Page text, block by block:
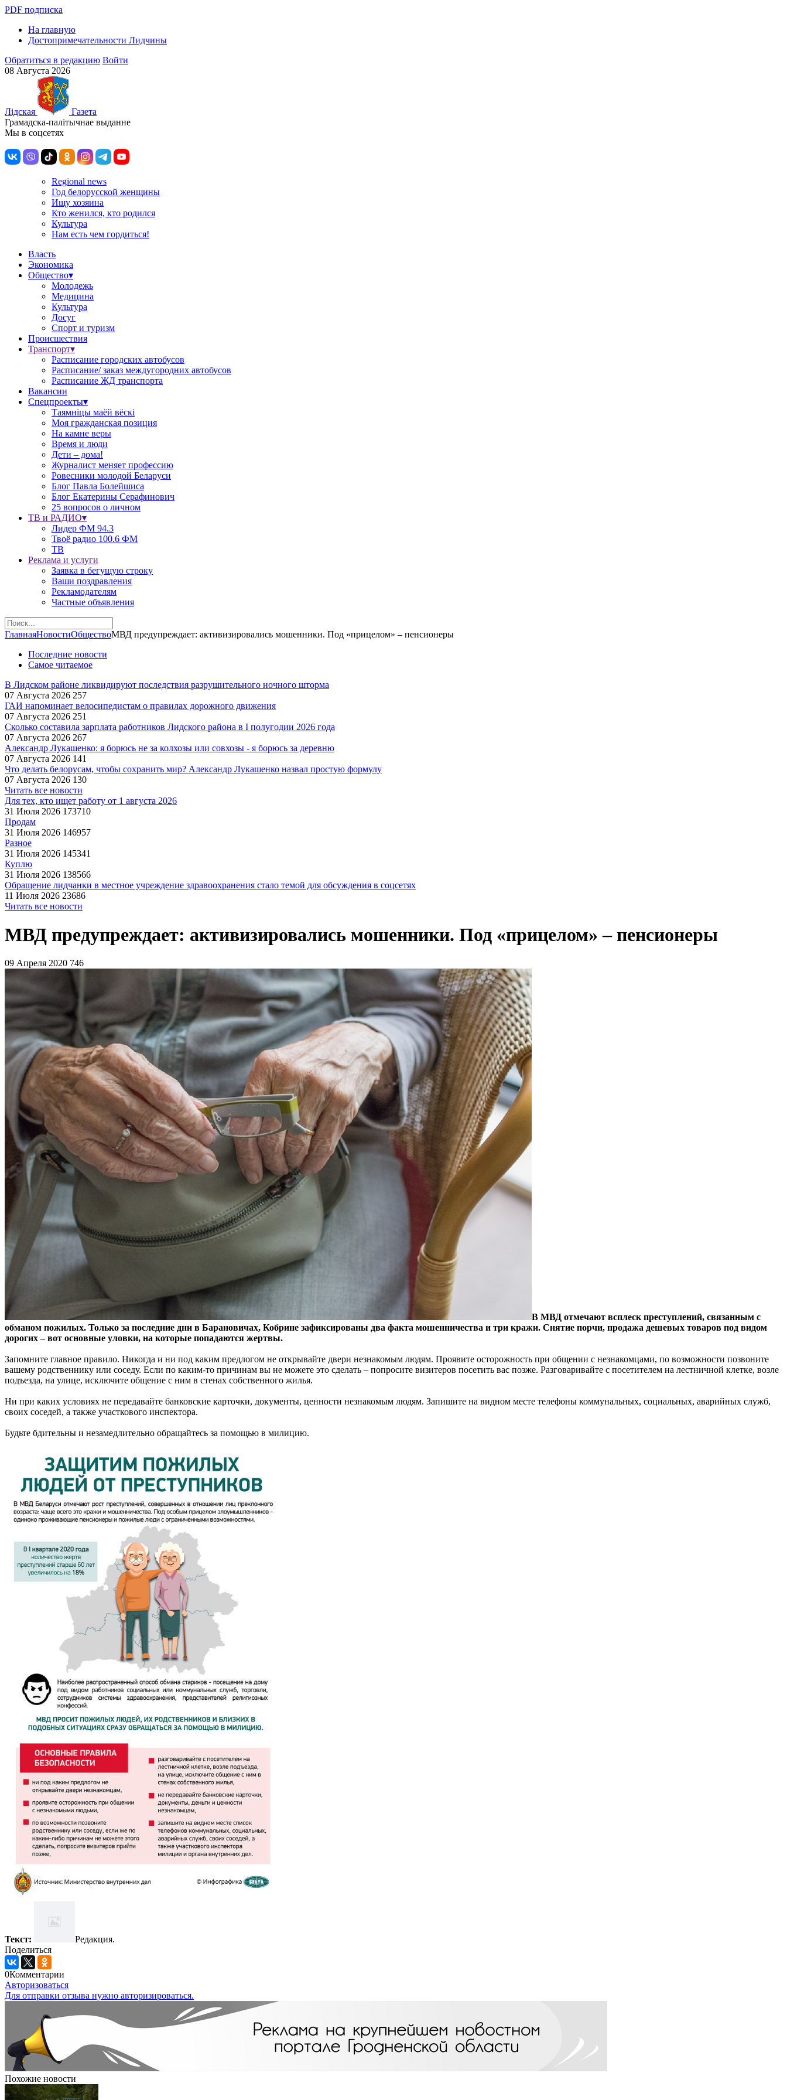
PDF подписка
На главную
Достопримечательности Лидчины
Обратиться в редакцию Войти
08 Августа 2026
Лiдская
Газета
Грамадска-палiтычнае выданне
Мы в соцсетях
Regional news
Год белорусской женщины
Ищу хозяина
Кто женился, кто родился
Культура
Нам есть чем гордиться!
Власть
Экономика
Общество▾
Молодежь
Медицина
Культура
Досуг
Спорт и туризм
Происшествия
Транспорт▾
Расписание городских автобусов
Расписание/ заказ междугородних автобусов
Расписание ЖД транспорта
Вакансии
Спецпроекты▾
Таямніцы маёй вёскі
Моя гражданская позиция
На камне веры
Время и люди
Дети – дома!
Журналист меняет профессию
Ровесники молодой Беларуси
Блог Павла Болейшиса
Блог Екатерины Серафинович
25 вопросов о личном
ТВ и РАДИО▾
Лидер ФМ 94.3
Твоё радио 100.6 ФМ
ТВ
Реклама и услуги
Заявка в бегущую строку
Ваши поздравления
Рекламодателям
Частные объявления
ГлавнаяНовостиОбществоМВД предупреждает: активизировались мошенники. Под «прицелом» – пенсионеры
Последние новости
Самое читаемое
В Лидском районе ликвидируют последствия разрушительного ночного шторма
07 Августа 2026 257
ГАИ напоминает велосипедистам о правилах дорожного движения
07 Августа 2026 251
Сколько составила зарплата работников Лидского района в I полугодии 2026 года
07 Августа 2026 267
Александр Лукашенко: я борюсь не за колхозы или совхозы - я борюсь за деревню
07 Августа 2026 141
Что делать белорусам, чтобы сохранить мир? Александр Лукашенко назвал простую формулу
07 Августа 2026 130
Читать все новости
Для тех, кто ищет работу от 1 августа 2026
31 Июля 2026 173710
Продам
31 Июля 2026 146957
Разное
31 Июля 2026 145341
Куплю
31 Июля 2026 138566
Обращение лидчанки в местное учреждение здравоохранения стало темой для обсуждения в соцсетях
11 Июля 2026 23686
Читать все новости
МВД предупреждает: активизировались мошенники. Под «прицелом» – пенсионеры
09 Апреля 2020 746
В МВД отмечают всплеск преступлений, связанным с
обманом пожилых. Только за последние дни в Барановичах, Кобрине зафиксированы два факта мошенничества и три кражи. Снятие порчи, продажа дешевых товаров под видом
дорогих – вот основные уловки, на которые попадаются жертвы.
Запомните главное правило. Никогда и ни под каким предлогом не открывайте двери незнакомым людям. Проявите осторожность при общении с незнакомцами, по возможности позвоните
вашему родственнику или соседу. Если по каким-то причинам вы не можете это сделать – попросите визитеров посетить вас позже. Разговаривайте с посетителем на лестничной клетке, возле
подъезда, на улице, исключите общение с ним в стенах собственного жилья.
Ни при каких условиях не передавайте банковские карточки, документы, ценности незнакомым людям. Запишите на видном месте телефоны коммунальных, социальных, аварийных служб,
своих соседей, а также участкового инспектора.
Будьте бдительны и незамедлительно обращайтесь за помощью в милицию.
Текст:
Редакция.
Поделиться
0Комментарии
Авторизоваться
Для отправки отзыва нужно авторизироваться.
Похожие новости